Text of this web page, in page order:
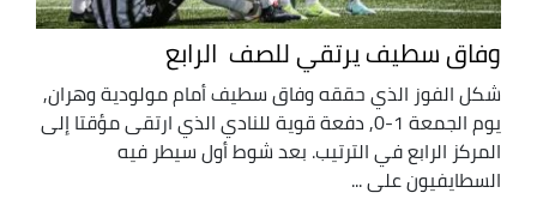
وفاق سطيف يرتقي للصف الرابع
شكل الفوز الذي حققه وفاق سطيف أمام مولودية وهران,
يوم الجمعة 1-0, دفعة قوية للنادي الذي ارتقى مؤقتا إلى
المركز الرابع في الترتيب. بعد شوط أول سيطر فيه
السطايفيون على ...